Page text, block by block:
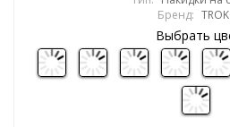
Бренд:
Выбрать